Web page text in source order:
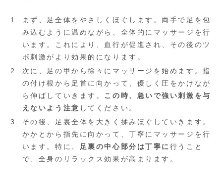
まず、足全体をやさしくほぐします。両手で足を包
み込むように温めながら、全体的にマッサージを行
います。これにより、血行が促進され、その後のツ
ボ刺激がより効果的になります。
次に、足の甲から徐々にマッサージを始めます。指
の付け根から足首に向かって、優しく圧をかけなが
ら伸ばしていきます。 この時、急いで強い刺激を与
えないよう注意 してください。
その後、足裏全体を大きく揉みほぐしていきます。
かかとから指先に向かって、丁寧にマッサージを行
います。特に、
足裏の中心部分は丁寧に 行うこと
で、全身のリラックス効果が高まります。